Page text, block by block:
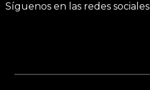
Síguenos en las redes sociales